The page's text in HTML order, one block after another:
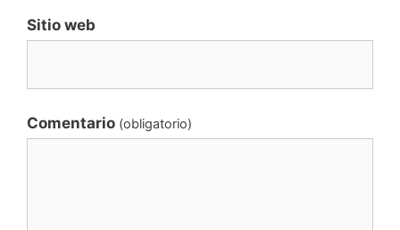
Sitio web
Comentario (obligatorio)